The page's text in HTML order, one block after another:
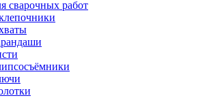
сварочных работ